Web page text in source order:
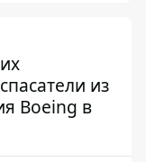
из
Boeing в